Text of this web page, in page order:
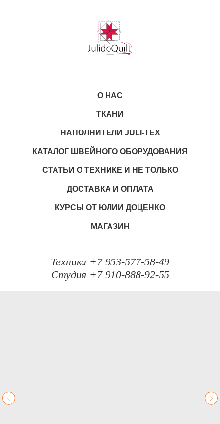
О НАС
ТКАНИ
НАПОЛНИТЕЛИ JULI-TEX
КАТАЛОГ ШВЕЙНОГО ОБОРУДОВАНИЯ
СТАТЬИ О ТЕХНИКЕ И НЕ ТОЛЬКО
ДОСТАВКА И ОПЛАТА
КУРСЫ ОТ ЮЛИИ ДОЦЕНКО
МАГАЗИН
Техника +7 953-577-58-49
Студия +7 910-888-92-55